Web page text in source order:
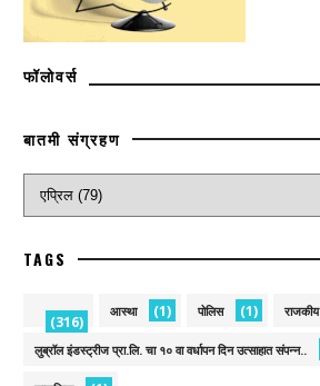
फॉलोवर्स
बातमी संग्रहण
TAGS
(316)
आस्था (1) पोलिस (1) राजकीय
लुब्रॉल इंडस्ट्रीज प्रा.लि. चा १० वा वर्धापन दिन उत्साहात संपन्न..